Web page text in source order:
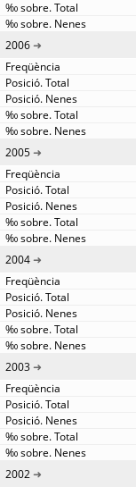
2006
2005
2004
2003
2002